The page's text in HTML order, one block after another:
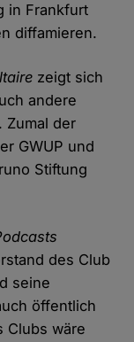
in Frankfurt
diffamieren.
zeigt sich
andere
Zumal der
GWUP und
Stiftung
des Club
seine
öffentlich
Clubs wäre